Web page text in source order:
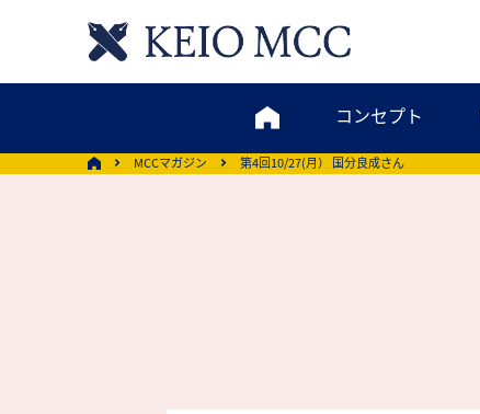
コンセプト
MCCマガジン 第4回10/27(月） 国分良成さん